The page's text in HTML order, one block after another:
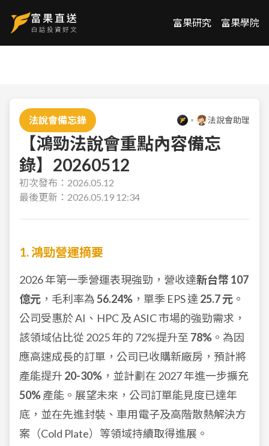
富果研究 富果學院
法說會備忘錄 法說會助理
【鴻勁法說會重點內容備忘
錄】20260512
初次發布： 2026.05.12
最後更新： 2026.05.19 12:34
1. 鴻勁營運摘要
2026 年第一季營運表現強勁，營收達新台幣 107
億元 ，毛利率為56.24% ，單季 EPS 達 25.7 元 。
公司受惠於 AI、HPC 及 ASIC 市場的強勁需求，
該領域佔比從 2025 年的 72%提升至 78% 。為因
應高速成長的訂單，公司已收購新廠房，預計將
產能提升 20-30% ，並計劃在 2027 年進一步擴充
50%產能。展望未來，公司訂單能見度已達年
底，並在先進封裝、車用電子及高階散熱解決方
案（Cold Plate）等領域持續取得進展。